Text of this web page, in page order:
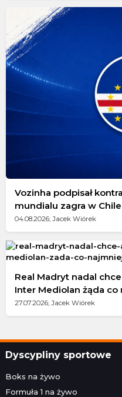
Vozinha podpisał
mundialu zagra w Chile
04.08.2026; Jacek Wiórek
Real Madryt nadal
Inter Mediolan żąda
27.07.2026; Jacek Wiórek
Dyscypliny sportowe
Boks na żywo
Formuła 1 na żywo